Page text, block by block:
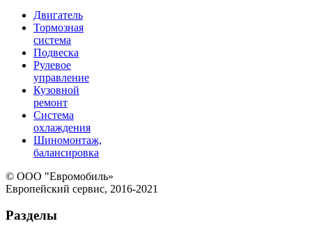
Двигатель
Тормозная
система
Подвеска
Рулевое
управление
Кузовной
ремонт
Система
охлаждения
Шиномонтаж,
балансировка
© ООО "Евромобиль»
Европейский сервис, 2016-2021
Разделы